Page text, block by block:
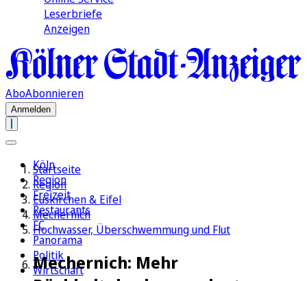
Leserbriefe
Anzeigen
AboAbonnieren
Anmelden
Köln
Region
Freizeit
Restaurants
FC
Panorama
Politik
Wirtschaft
Startseite
Region
Euskirchen & Eifel
Mechernich
Hochwasser, Überschwemmung und Flut
Mechernich: Mehr